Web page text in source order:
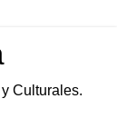
Culturales.